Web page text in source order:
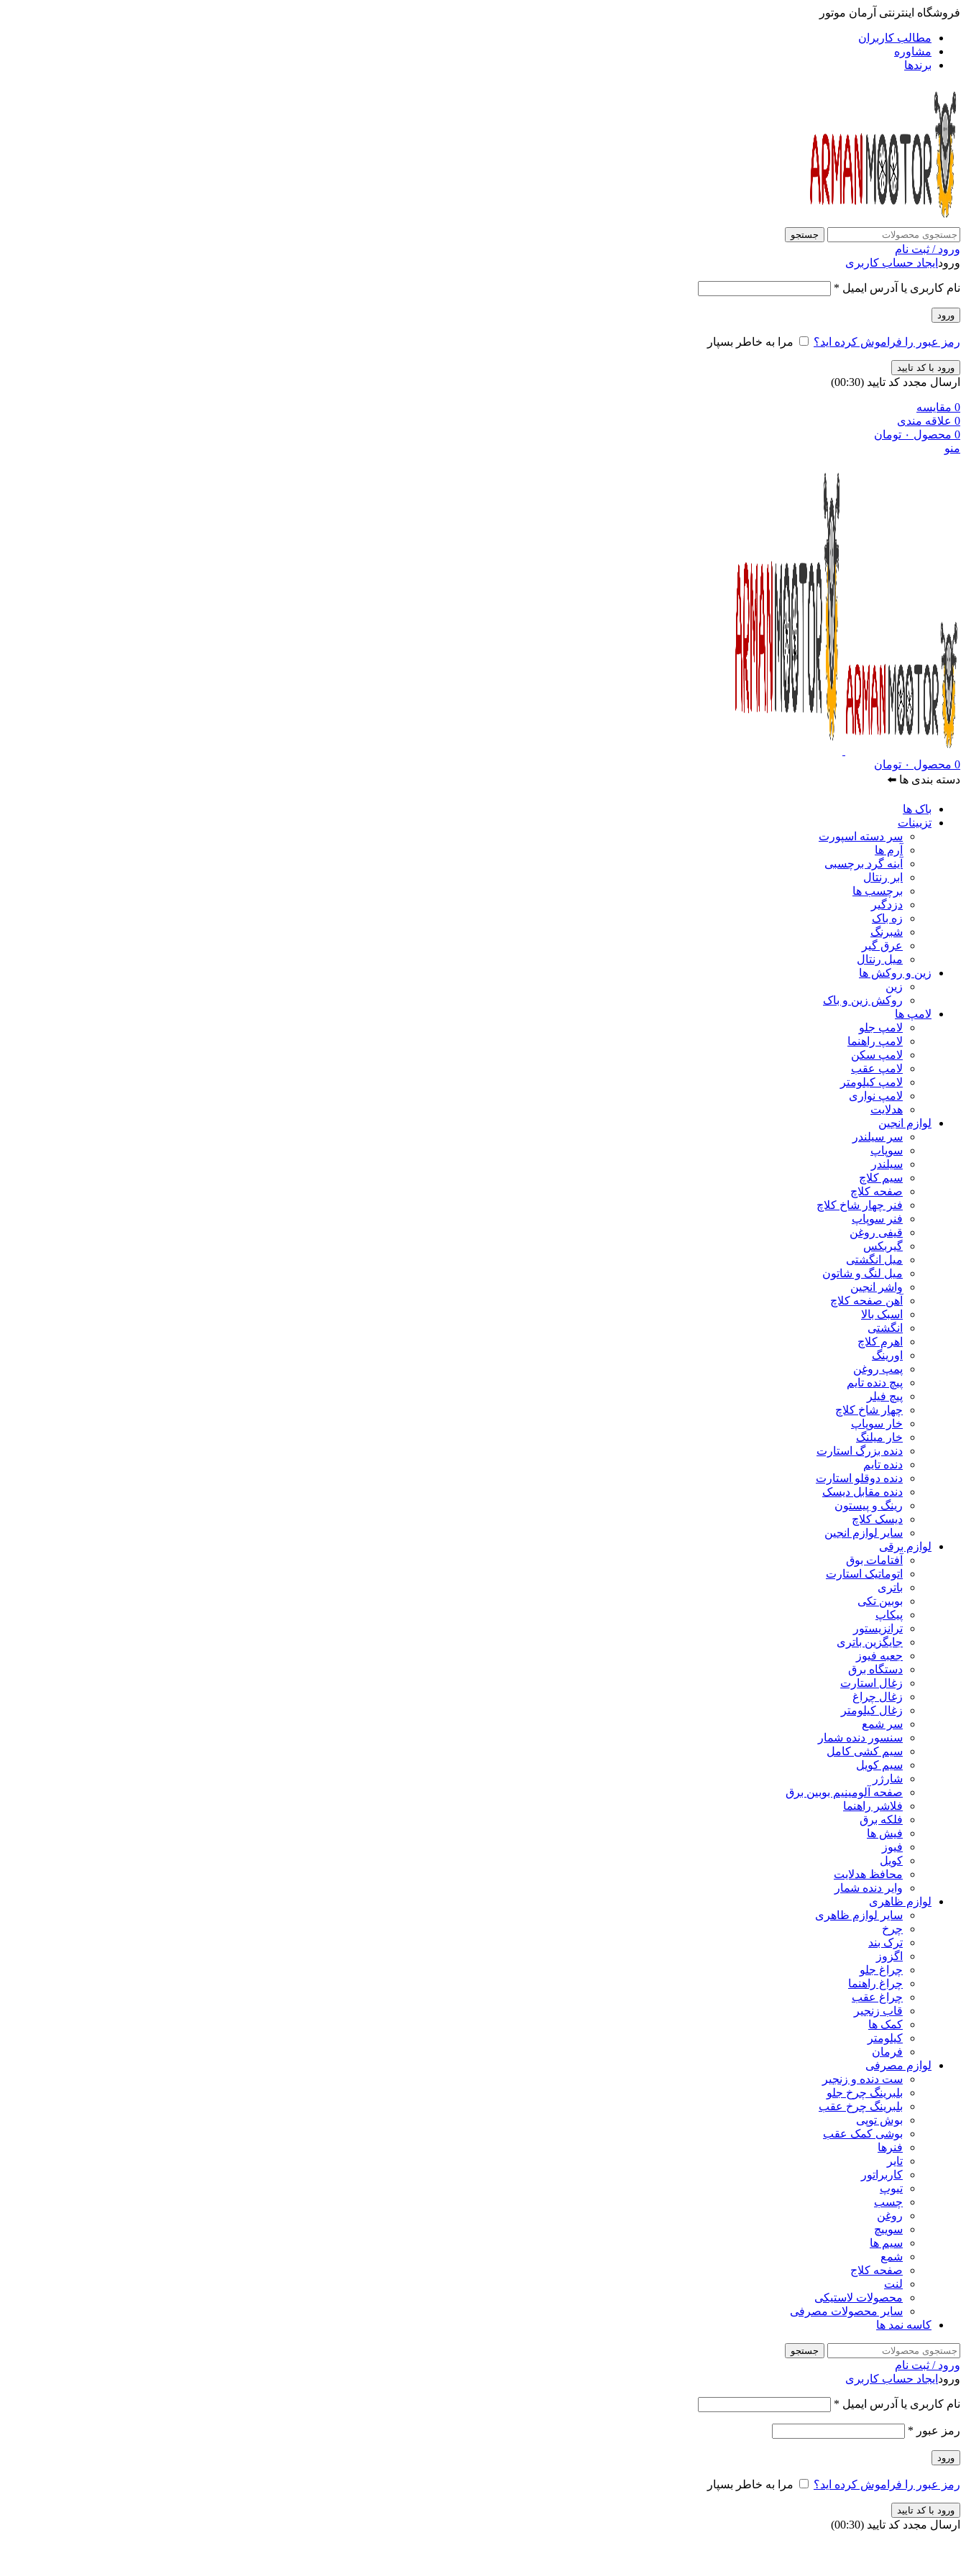
فروشگاه اینترنتی آرمان موتور
مطالب کاربران
مشاوره
برندها
جستجو
ورود / ثبت نام
ورود ایجاد حساب کاربری
نام کاربری یا آدرس ایمیل *
ورود
رمز عبور را فراموش کرده اید؟ مرا به خاطر بسپار
ورود با کد تایید
ارسال مجدد کد تایید (00:
30
)
0 مقایسه
0 علاقه مندی
0 محصول ۰ تومان
منو
0 محصول ۰ تومان
دسته بندی ها ⬅️
باک ها
تزیینات
سر دسته اسپورت
آرم ها
آینه گرد برچسبی
ابر رنتال
برچسب ها
دزدگیر
زه باک
شبرنگ
عرق گیر
میل رنتال
زین و روکش ها
زین
روکش زین و باک
لامپ ها
لامپ جلو
لامپ راهنما
لامپ سکن
لامپ عقب
لامپ کیلومتر
لامپ نواری
هدلایت
لوازم انجین
سر سیلندر
سوپاپ
سیلندر
سیم کلاچ
صفحه کلاچ
فنر چهار شاخ کلاچ
فنر سوپاپ
قیفی روغن
گیربکس
میل انگشتی
میل لنگ و شاتون
واشر انجین
آهن صفحه کلاچ
اسبک بالا
انگشتی
اهرم کلاچ
اورینگ
پمپ روغن
پیچ دنده تایم
پیچ فیلر
چهار شاخ کلاچ
خار سوپاپ
خار میلنگ
دنده بزرگ استارت
دنده تایم
دنده دوقلو استارت
دنده مقابل دیسک
رینگ و پیستون
دیسک کلاچ
سایر لوازم انجین
لوازم برقی
آفتامات بوق
اتوماتیک استارت
باتری
بوبین تکی
پیکاپ
ترانزیستور
جایگزین باتری
جعبه فیوز
دستگاه برق
زغال استارت
زغال چراغ
زغال کیلومتر
سر شمع
سنسور دنده شمار
سیم کشی کامل
سیم کویل
شارژر
صفحه آلومینیم بوبین برق
فلاشر راهنما
فلکه برق
فیش ها
فیوز
کویل
محافظ هدلایت
وایر دنده شمار
لوازم ظاهری
سایر لوازم ظاهری
چرخ
ترک بند
اگزوز
چراغ جلو
چراغ راهنما
چراغ عقب
قاب زنجیر
کمک ها
کیلومتر
فرمان
لوازم مصرفی
ست دنده و زنجیر
بلبرینگ چرخ جلو
بلبرینگ چرخ عقب
بوش توپی
بوشی کمک عقب
فنرها
تایر
کاربراتور
تیوپ
چسب
روغن
سوییچ
سیم ها
شمع
صفحه کلاج
لنت
محصولات لاستیکی
سایر محصولات مصرفی
کاسه نمد ها
جستجو
ورود / ثبت نام
ورود ایجاد حساب کاربری
نام کاربری یا آدرس ایمیل *
رمز عبور *
ورود
رمز عبور را فراموش کرده اید؟ مرا به خاطر بسپار
ورود با کد تایید
ارسال مجدد کد تایید (00:
30
)